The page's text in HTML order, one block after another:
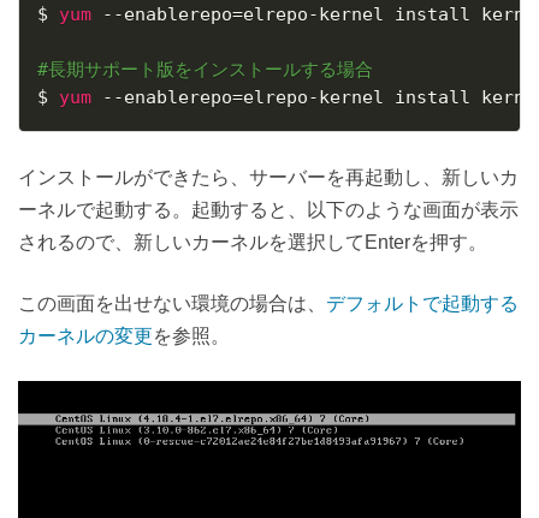
$ yum --enablerepo=elrepo-kernel install
#長期サポート版をインストールする場合
$ yum --enablerepo=elrepo-kernel install
インストールができたら、サーバーを再起動し、新しいカ
ーネルで起動する。起動すると、以下のような画面が表示
されるので、新しいカーネルを選択してEnterを押す。
この画面を出せない環境の場合は、 デフォルトで起動する
カーネルの変更を参照。